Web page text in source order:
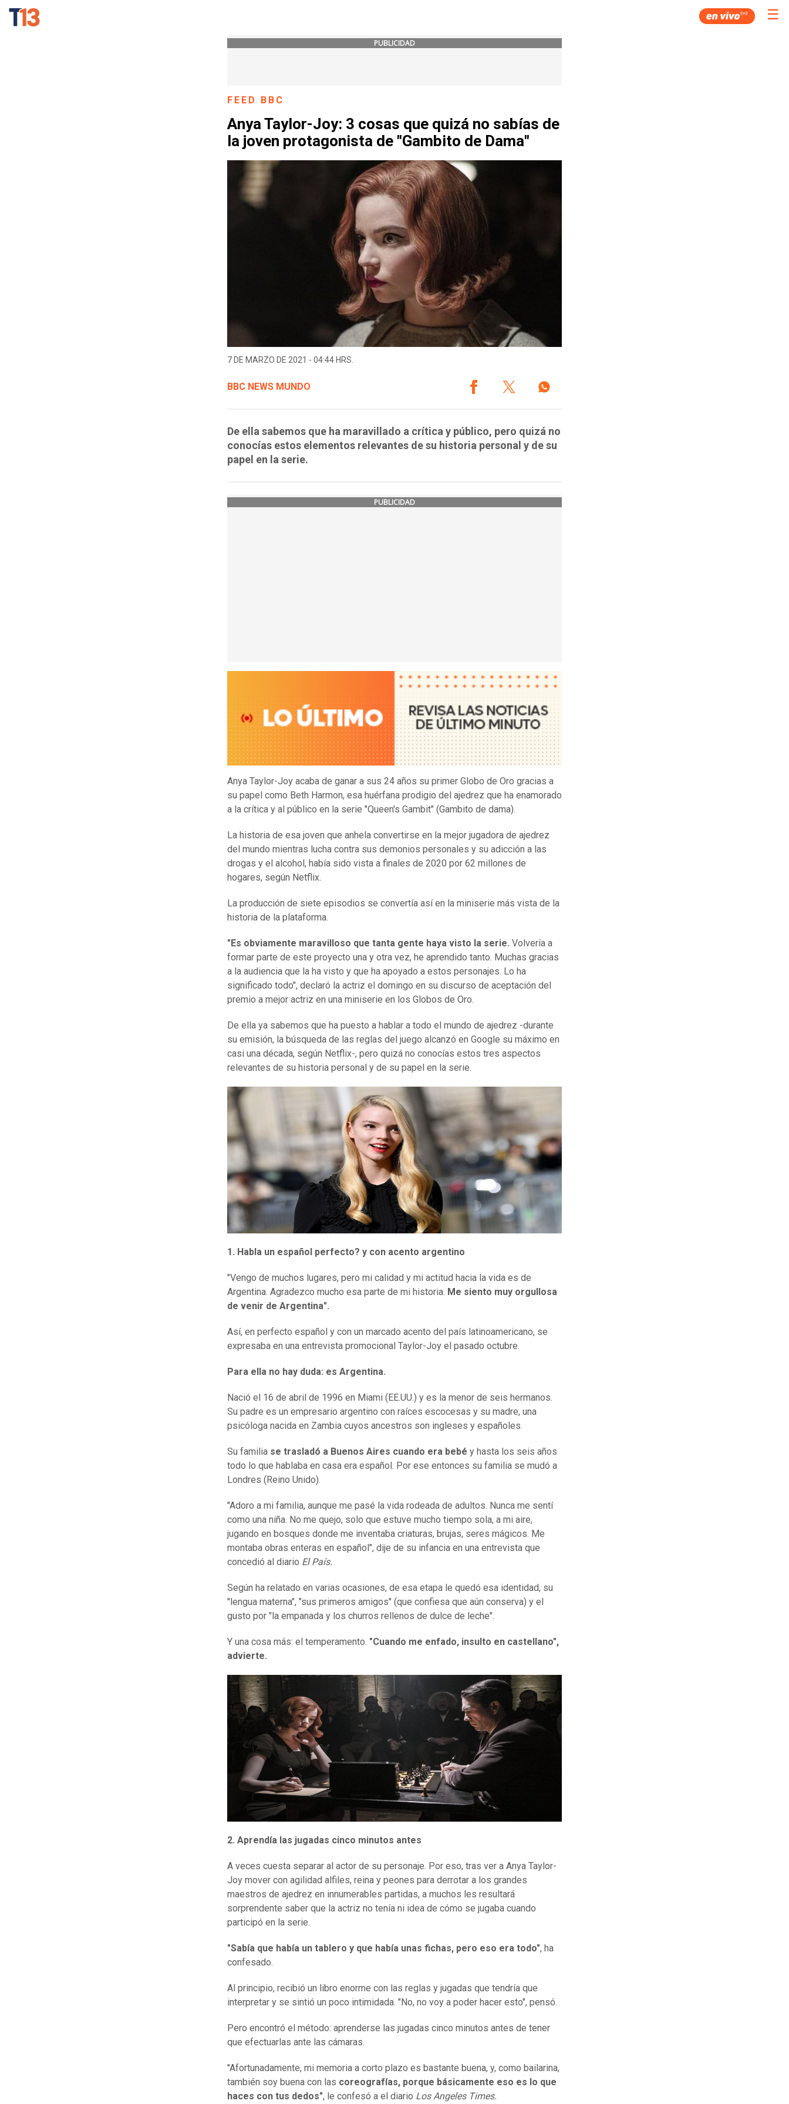
☰
PUBLICIDAD
FEED BBC
Anya Taylor-Joy: 3 cosas que quizá no sabías de
la joven protagonista de "Gambito de Dama"
7 DE MARZO DE 2021 - 04:44 HRS.
BBC NEWS MUNDO
De ella sabemos que ha maravillado a crítica y público, pero quizá no
conocías estos elementos relevantes de su historia personal y de su
papel en la serie.
PUBLICIDAD
Anya Taylor-Joy acaba de ganar a sus 24 años su primer Globo de Oro gracias a
su papel como Beth Harmon, esa huérfana prodigio del ajedrez que ha enamorado
a la crítica y al público en la serie "Queen's Gambit" (Gambito de dama).
La historia de esa joven que anhela convertirse en la mejor jugadora de ajedrez
del mundo mientras lucha contra sus demonios personales y su adicción a las
drogas y el alcohol, había sido vista a finales de 2020 por 62 millones de
hogares, según Netflix.
La producción de siete episodios se convertía así en la miniserie más vista de la
historia de la plataforma.
"Es obviamente maravilloso que tanta gente haya visto la serie. Volvería a
formar parte de este proyecto una y otra vez, he aprendido tanto. Muchas gracias
a la audiencia que la ha visto y que ha apoyado a estos personajes. Lo ha
significado todo", declaró la actriz el domingo en su discurso de aceptación del
premio a mejor actriz en una miniserie en los Globos de Oro.
De ella ya sabemos que ha puesto a hablar a todo el mundo de ajedrez -durante
su emisión, la búsqueda de las reglas del juego alcanzó en Google su máximo en
casi una década, según Netflix-, pero quizá no conocías estos tres aspectos
relevantes de su historia personal y de su papel en la serie.
1. Habla un español perfecto? y con acento argentino
"Vengo de muchos lugares, pero mi calidad y mi actitud hacia la vida es de
Argentina. Agradezco mucho esa parte de mi historia. Me siento muy orgullosa
de venir de Argentina".
Así, en perfecto español y con un marcado acento del país latinoamericano, se
expresaba en una entrevista promocional Taylor-Joy el pasado octubre.
Para ella no hay duda: es Argentina.
Nació el 16 de abril de 1996 en Miami (EE.UU.) y es la menor de seis hermanos.
Su padre es un empresario argentino con raíces escocesas y su madre, una
psicóloga nacida en Zambia cuyos ancestros son ingleses y españoles.
Su familia se trasladó a Buenos Aires cuando era bebé y hasta los seis años
todo lo que hablaba en casa era español. Por ese entonces su familia se mudó a
Londres (Reino Unido).
"Adoro a mi familia, aunque me pasé la vida rodeada de adultos. Nunca me sentí
como una niña. No me quejo, solo que estuve mucho tiempo sola, a mi aire,
jugando en bosques donde me inventaba criaturas, brujas, seres mágicos. Me
montaba obras enteras en español", dije de su infancia en una entrevista que
concedió al diario El País.
Según ha relatado en varias ocasiones, de esa etapa le quedó esa identidad, su
"lengua materna", "sus primeros amigos" (que confiesa que aún conserva) y el
gusto por "la empanada y los churros rellenos de dulce de leche".
Y una cosa más: el temperamento. "Cuando me enfado, insulto en castellano",
advierte.
2. Aprendía las jugadas cinco minutos antes
A veces cuesta separar al actor de su personaje. Por eso, tras ver a Anya Taylor-
Joy mover con agilidad alfiles, reina y peones para derrotar a los grandes
maestros de ajedrez en innumerables partidas, a muchos les resultará
sorprendente saber que la actriz no tenía ni idea de cómo se jugaba cuando
participó en la serie.
"Sabía que había un tablero y que había unas fichas, pero eso era todo", ha
confesado.
Al principio, recibió un libro enorme con las reglas y jugadas que tendría que
interpretar y se sintió un poco intimidada. "No, no voy a poder hacer esto", pensó.
Pero encontró el método: aprenderse las jugadas cinco minutos antes de tener
que efectuarlas ante las cámaras.
"Afortunadamente, mi memoria a corto plazo es bastante buena, y, como bailarina,
también soy buena con las coreografías, porque básicamente eso es lo que
haces con tus dedos", le confesó a el diario LosAngeles Times.